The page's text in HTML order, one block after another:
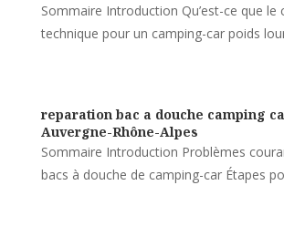
Sommaire Introduction Qu’est-ce que le
technique pour un camping-car poids
reparation bac a douche camping
Auvergne-Rhône-Alpes
Sommaire Introduction Problèmes
bacs à douche de camping-car Étapes